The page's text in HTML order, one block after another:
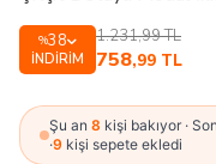
%38
İNDIRIM
1.231,99TL
758,99 TL
Şu an 8 kişi bakıyor ·
·9 kişi sepete ekledi